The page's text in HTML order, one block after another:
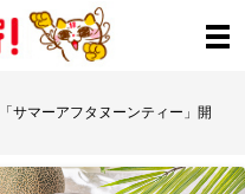
サマーアフタヌーンティー」開